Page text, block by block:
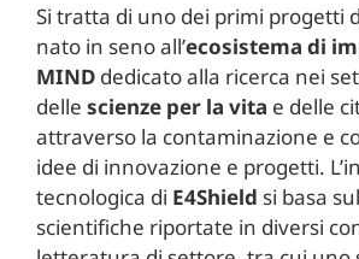
Si tratta di uno dei primi progetti
nato in seno all’ecosistema di
MINDdedicato alla ricerca nei
delle scienze per la vita e delle
attraverso la contaminazione e
idee di innovazione e progetti.
tecnologica di E4Shield si basa
scientifiche riportate in diversi